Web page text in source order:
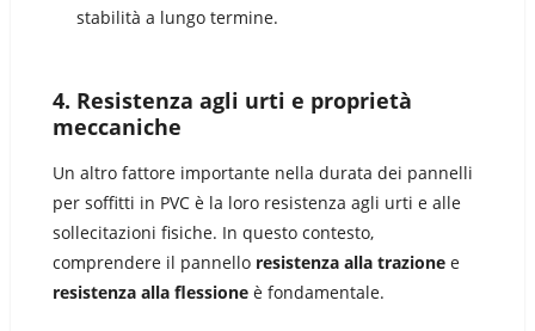
stabilità a lungo termine.
4. Resistenza agli urti e proprietà
meccaniche
Un altro fattore importante nella durata dei pannelli
per soffitti in PVC è la loro resistenza agli urti e alle
sollecitazioni fisiche. In questo contesto,
comprendere il pannello resistenza alla trazionee
resistenza alla flessioneè fondamentale.